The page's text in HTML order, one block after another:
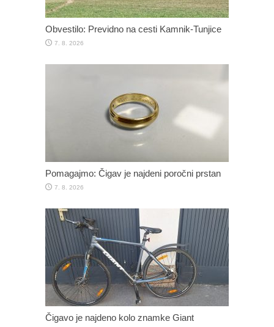
Obvestilo: Previdno na cesti Kamnik-Tunjice
7. 8. 2026
Pomagajmo: Čigav je najdeni poročni prstan
7. 8. 2026
Čigavo je najdeno kolo znamke Giant